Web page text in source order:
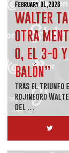
February 01,2026
WALTER
OTRA
0, EL 3-0 Y
BALÓN”
Tras el triunfo
rojinegro
del …